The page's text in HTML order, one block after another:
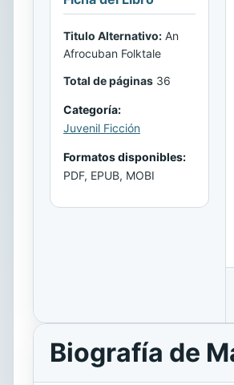
Titulo Alternativo: An
Afrocuban Folktale
Total de páginas 36
Categoría:
Juvenil Ficción
Formatos disponibles:
PDF, EPUB, MOBI
Biografía de